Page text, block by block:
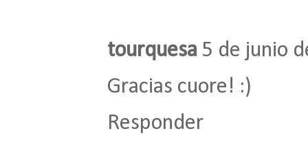
tourquesa 5 de junio
Gracias cuore! :)
Responder